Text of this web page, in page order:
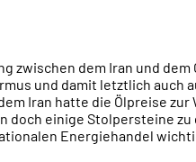
zwischen dem Iran und dem
und damit letztlich auch
Iran hatte die Ölpreise
doch einige Stolpersteine
Energiehandel